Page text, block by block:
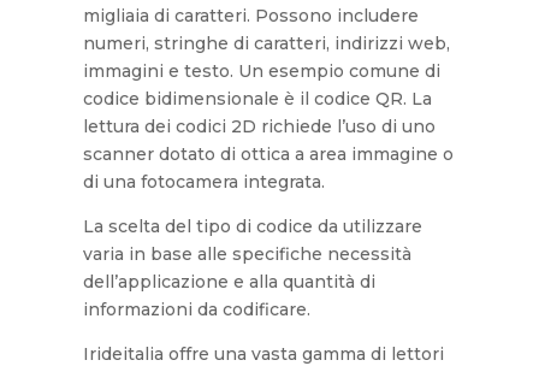
migliaia di caratteri. Possono includere
numeri, stringhe di caratteri, indirizzi web,
immagini e testo. Un esempio comune di
codice bidimensionale è il codice QR. La
lettura dei codici 2D richiede l’uso di uno
scanner dotato di ottica a area immagine o
di una fotocamera integrata.
La scelta del tipo di codice da utilizzare
varia in base alle specifiche necessità
dell’applicazione e alla quantità di
informazioni da codificare.
Irideitalia offre una vasta gamma di lettori